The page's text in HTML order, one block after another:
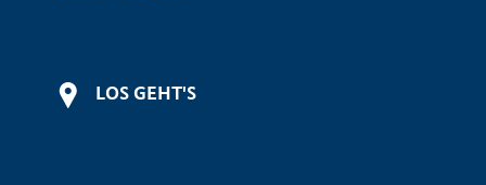
LOS GEHT'S